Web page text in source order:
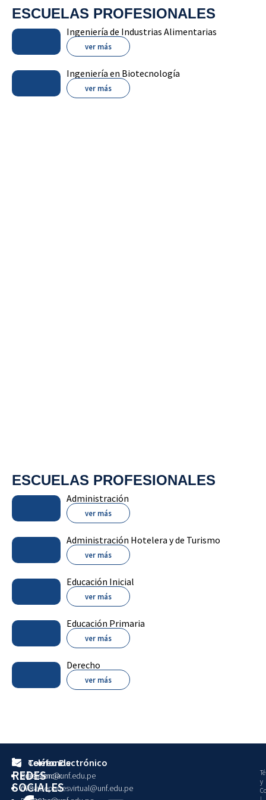
ESCUELAS PROFESIONALES
Ingeniería de Industrias Alimentarias
ver más
Ingeniería en Biotecnología
ver más
ESCUELAS PROFESIONALES
Administración
ver más
Administración Hotelera y de Turismo
ver más
Educación Inicial
ver más
Educación Primaria
ver más
Derecho
ver más
REDES
SOCIALES
Teléfonos
Presidencia:
073-
Correo Electrónico
admision@unf.edu.pe
mesadepartesvirtual@unf.edu.pe
y